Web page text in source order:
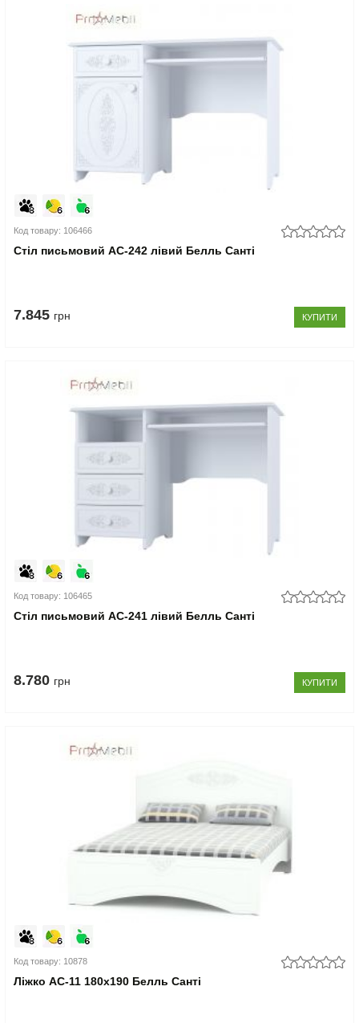
Код товару: 106466
Стіл письмовий АС-242 лівий Белль Санті
7.845 грн КУПИТИ
Код товару: 106465
Стіл письмовий АС-241 лівий Белль Санті
8.780 грн КУПИТИ
Код товару: 10878
Ліжко АС-11 180x190 Белль Санті